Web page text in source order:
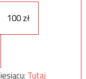
100 zł
Tutaj